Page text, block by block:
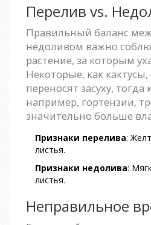
Перелив vs.
Правильный баланс
недоливом важно
растение, за которым
Некоторые, как
переносят засуху, тогда
например, гортензии,
значительно больше
Признаки перелива:
листья.
Признаки недолива:
листья.
Неправильное